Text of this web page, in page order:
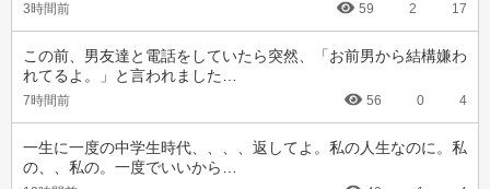
3時間前 59 2 17
この前、男友達と電話をしていたら突然、「お前男から結構嫌わ
れてるよ。」と言われました…
7時間前 56 0 4
一生に一度の中学生時代、、、、返してよ。私の人生なのに。私
の、、私の。一度でいいから…